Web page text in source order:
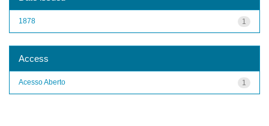
1
1878
Access
1
Acesso Aberto